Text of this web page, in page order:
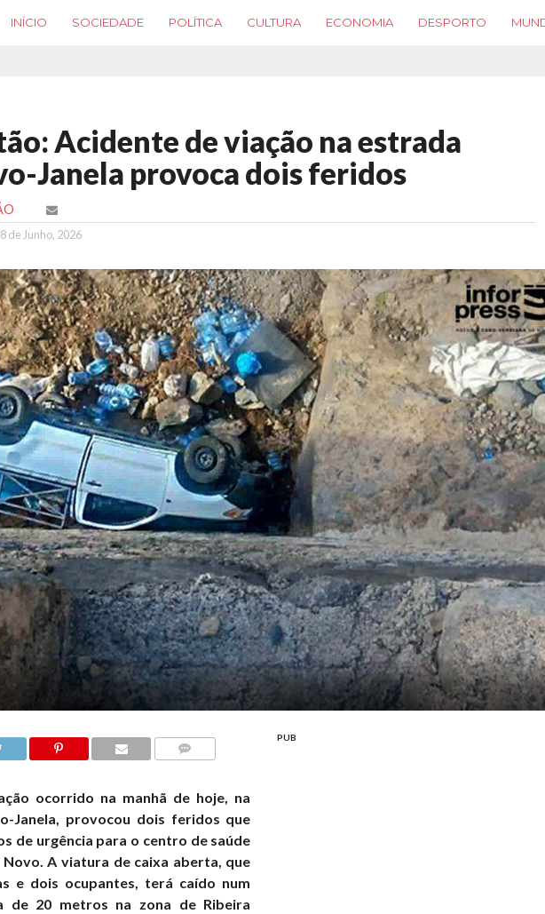
INÍCIO SOCIEDADE POLÍTICA CULTURA ECONOMIA DESPORTO
Acidente de viação na estrada
Janela provoca dois feridos
8 de Junho, 2026
ocorrido na manhã de hoje, na
Janela, provocou dois feridos que
de urgência para o centro de saúde
A viatura de caixa aberta, que
e dois ocupantes, terá caído num
de 20 metros na zona de Ribeira
PUB